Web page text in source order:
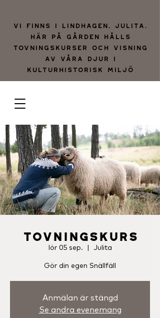
Vi finns i lindhagen, julita.
Här på gården hålls
tovningskurser och visning
av våra djur i
kulturhistorisk miljö
Tovningskurs
lör 05 sep.
  |
Julita
Gör din egen Snällfäll
Anmälan är stängd
Se andra evenemang